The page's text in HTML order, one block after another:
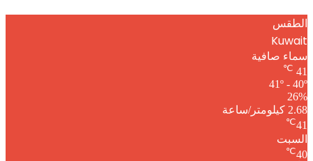
الطقس
Kuwait
سماء صافية
41
℃
41º - 40º
26%
2.68 كيلومتر/ساعة
41
℃
السبت
40
℃